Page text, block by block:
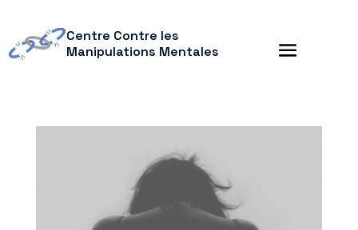
Centre Contre les
Manipulations Mentales